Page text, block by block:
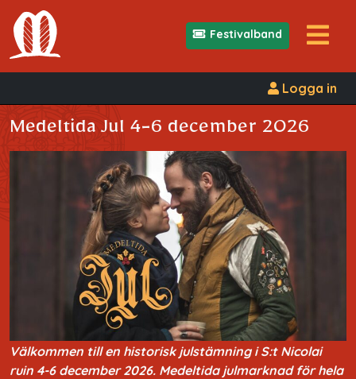
Festivalband
Logga in
Medeltida Jul 4-6 december 2026
Välkommen till en historisk julstämning i S:t Nicolai
ruin 4-6 december 2026. Medeltida julmarknad för hela